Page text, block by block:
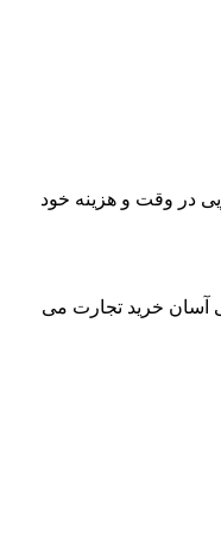
در وقت و هزینه خود
آسان خرید تجارت می